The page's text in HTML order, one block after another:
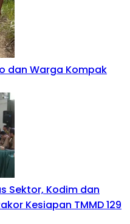
dan Warga Kompak
Sektor, Kodim dan
Kesiapan TMMD 129